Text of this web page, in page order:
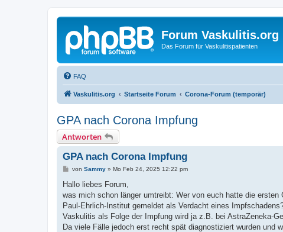
Forum Vaskulitis.org
Das Forum für Vaskulitispatienten
FAQ
Vaskulitis.org Startseite Forum Corona-Forum (temporär)
GPA nach Corona Impfung
Antworten
GPA nach Corona Impfung
B
i
r
a
von Sammy» Mo Feb 24, 2025 12:22 pm
Hallo liebes Forum,
was mich schon länger umtreibt: Wer von euch hatte die
Paul-Ehrlich-Institut gemeldet als Verdacht eines
Vaskulitis als Folge der Impfung wird ja z.B. bei AstraZeneka-
Da viele Fälle jedoch erst recht spät diagnostiziert wurden und